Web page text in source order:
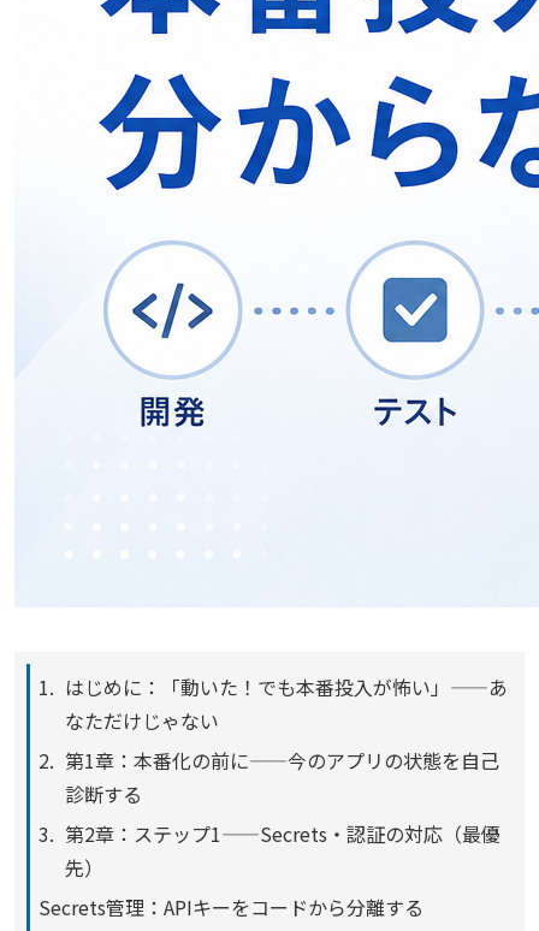
はじめに：「動いた！でも本番投入が怖い」——あ
なただけじゃない
第1章：本番化の前に——今のアプリの状態を自己
診断する
第2章：ステップ1——Secrets・認証の対応（最優
先）
Secrets管理：APIキーをコードから分離する